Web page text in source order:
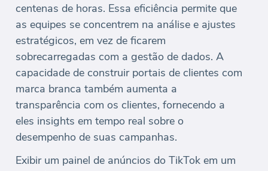
centenas de horas. Essa eficiência permite que
as equipes se concentrem na análise e ajustes
estratégicos, em vez de ficarem
sobrecarregadas com a gestão de dados. A
capacidade de construir portais de clientes com
marca branca também aumenta a
transparência com os clientes, fornecendo a
eles insights em tempo real sobre o
desempenho de suas campanhas.
Exibir um painel de anúncios do TikTok em um